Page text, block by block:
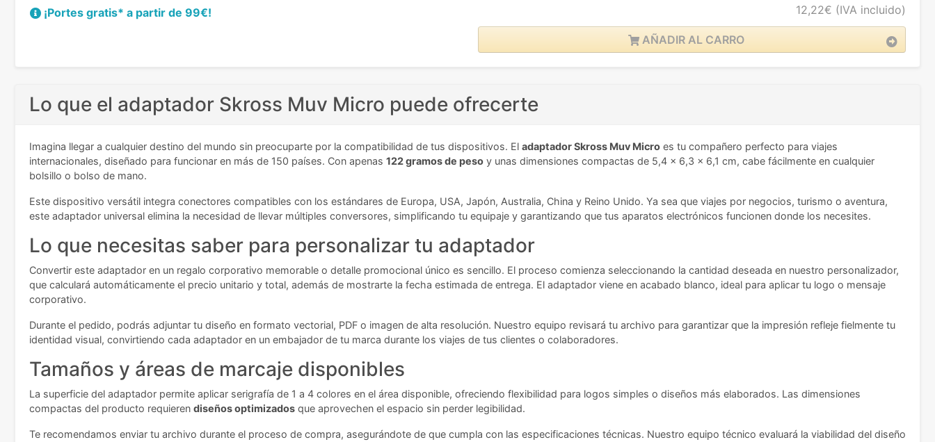
¡Portes gratis* a partir de 99€! 12,22€ (IVA incluido)
AÑADIR AL CARRO
Lo que el adaptador Skross Muv Micro puede ofrecerte
Imagina llegar a cualquier destino del mundo sin preocuparte por la compatibilidad de tus dispositivos. El adaptador Skross Muv Micro es tu compañero perfecto para viajes
internacionales, diseñado para funcionar en más de 150 países. Con apenas 122 gramos de peso y unas dimensiones compactas de 5,4 x 6,3 x 6,1 cm, cabe fácilmente en cualquier
bolsillo o bolso de mano.
Este dispositivo versátil integra conectores compatibles con los estándares de Europa, USA, Japón, Australia, China y Reino Unido. Ya sea que viajes por negocios, turismo o aventura,
este adaptador universal elimina la necesidad de llevar múltiples conversores, simplificando tu equipaje y garantizando que tus aparatos electrónicos funcionen donde los necesites.
Lo que necesitas saber para personalizar tu adaptador
Convertir este adaptador en un regalo corporativo memorable o detalle promocional único es sencillo. El proceso comienza seleccionando la cantidad deseada en nuestro personalizador,
que calculará automáticamente el precio unitario y total, además de mostrarte la fecha estimada de entrega. El adaptador viene en acabado blanco, ideal para aplicar tu logo o mensaje
corporativo.
Durante el pedido, podrás adjuntar tu diseño en formato vectorial, PDF o imagen de alta resolución. Nuestro equipo revisará tu archivo para garantizar que la impresión refleje fielmente tu
identidad visual, convirtiendo cada adaptador en un embajador de tu marca durante los viajes de tus clientes o colaboradores.
Tamaños y áreas de marcaje disponibles
La superficie del adaptador permite aplicar serigrafía de 1 a 4 colores en el área disponible, ofreciendo flexibilidad para logos simples o diseños más elaborados. Las dimensiones
compactas del producto requieren diseños optimizados que aprovechen el espacio sin perder legibilidad.
Te recomendamos enviar tu archivo durante el proceso de compra, asegurándote de que cumpla con las especificaciones técnicas. Nuestro equipo técnico evaluará la viabilidad del diseño